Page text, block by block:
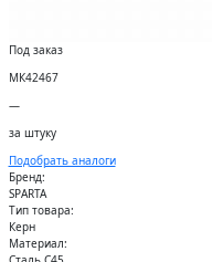
Под заказ
МК42467
—
за штуку
Подобрать аналоги
Бренд:
SPARTA
Тип товара:
Керн
Материал: